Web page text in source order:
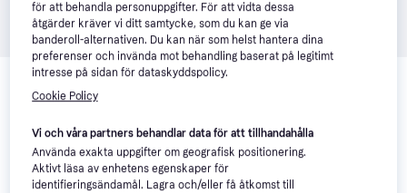
Relaterade produkter
Vi har plockat fram ett urval av produkter som kanske skulle
Trendande
för att behandla personuppgifter. För att vidta dessa
åtgärder kräver vi ditt samtycke, som du kan ge via
banderoll-alternativen. Du kan när som helst hantera dina
preferenser och invända mot behandling baserat på legitimt
intresse på sidan för dataskyddspolicy.
Cookie Policy
Vi och våra partners behandlar data för att tillhandahålla
Använda exakta uppgifter om geografisk positionering.
Aktivt läsa av enhetens egenskaper för
identifieringsändamål. Lagra och/eller få åtkomst till